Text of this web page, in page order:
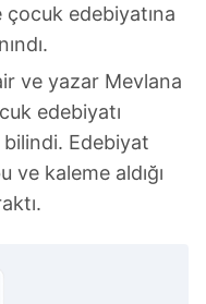
için İnternet
ait çerezler
çeşitli kişisel
çerezler bilgi
daha işlevsel
çocuk edebiyatına
ve yazar Mevlana
edebiyatı
bilindi. Edebiyat
ve kaleme aldığı